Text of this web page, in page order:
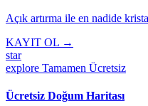
Açık artırma ile en nadide
KAYIT OL →
star
explore Tamamen Ücretsiz
Ücretsiz Doğum Haritası